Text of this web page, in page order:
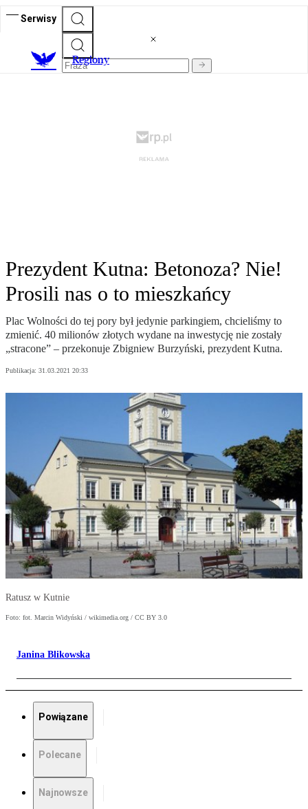
Serwisy
Regiony
Prezydent Kutna: Betonoza? Nie!
Prosili nas o to mieszkańcy
Plac Wolności do tej pory był jedynie parkingiem, chcieliśmy to
zmienić. 40 milionów złotych wydane na inwestycję nie zostały
„stracone” – przekonuje Zbigniew Burzyński, prezydent Kutna.
Publikacja: 31.03.2021 20:33
Ratusz w Kutnie
Foto: fot. Marcin Widyński / wikimedia.org / CC BY 3.0
Janina Blikowska
Powiązane
Polecane
Najnowsze